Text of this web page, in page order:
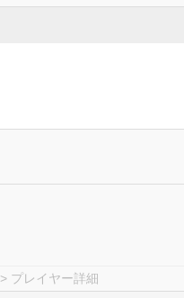
> プレイヤー詳細